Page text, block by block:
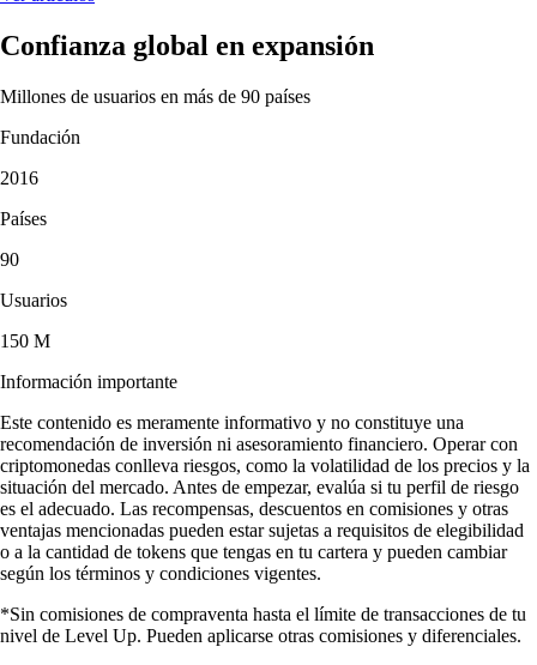
Confianza global en expansión
Millones de usuarios en más de 90 países
Fundación
2016
Países
90
Usuarios
150 M
Información importante
Este contenido es meramente informativo y no constituye una
recomendación de inversión ni asesoramiento financiero. Operar con
criptomonedas conlleva riesgos, como la volatilidad de los precios y la
situación del mercado. Antes de empezar, evalúa si tu perfil de riesgo
es el adecuado. Las recompensas, descuentos en comisiones y otras
ventajas mencionadas pueden estar sujetas a requisitos de elegibilidad
o a la cantidad de tokens que tengas en tu cartera y pueden cambiar
según los términos y condiciones vigentes.
*Sin comisiones de compraventa hasta el límite de transacciones de tu
nivel de Level Up. Pueden aplicarse otras comisiones y diferenciales.